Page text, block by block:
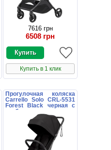
7616 грн
6508 грн
Купить в 1 клик
Прогулочная коляска
Carrello Solo CRL-5531
Forest Black черная с
глубоким капюшоном